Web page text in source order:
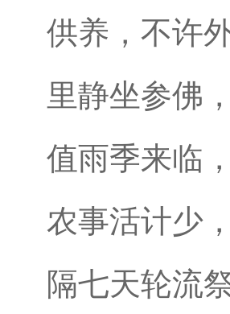
供养，不许
里静坐参佛
值雨季来临
农事活计少
隔七天轮流